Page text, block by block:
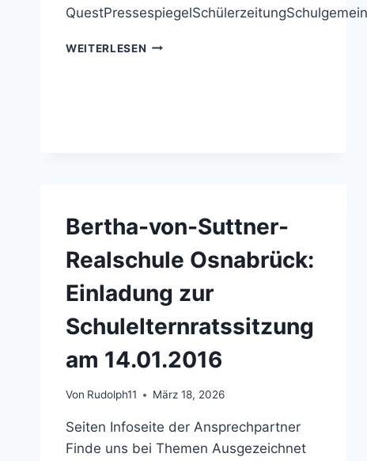
WEITERLESEN BERTHA-
Bertha-von-Suttner-
Realschule Osnabrück:
Einladung zur
Schulelternratssitzung
am 14.01.2016
Von Rudolph11 März 18, 2026
Seiten Infoseite der Ansprechpartner
Finde uns bei Themen Ausgezeichnet